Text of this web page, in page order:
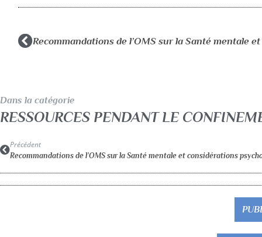
Dans la catégorie
RESSOURCES PENDANT LE
Précédent